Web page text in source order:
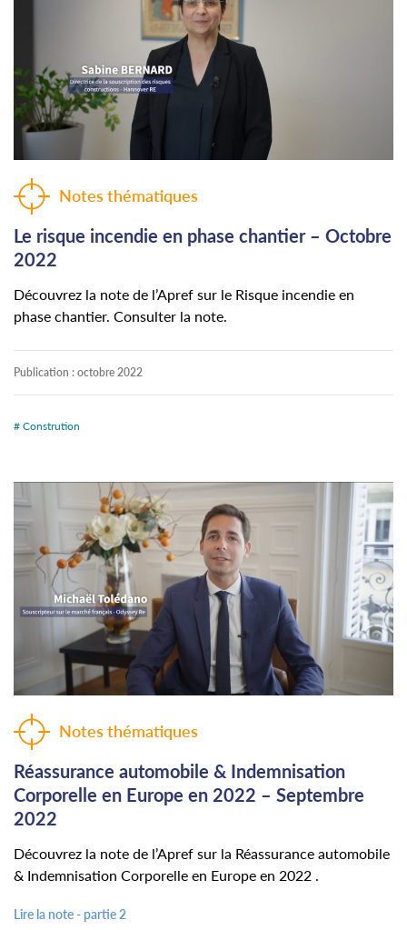
Notes thématiques
Le risque incendie en phase chantier – Octobre
2022
Découvrez la note de l’Apref sur le Risque incendie en
phase chantier. Consulter la note.
Publication : octobre 2022
# Constrution
Notes thématiques
Réassurance automobile & Indemnisation
Corporelle en Europe en 2022 – Septembre
2022
Découvrez la note de l’Apref sur la Réassurance automobile
& Indemnisation Corporelle en Europe en 2022 .
Lire la note - partie 2